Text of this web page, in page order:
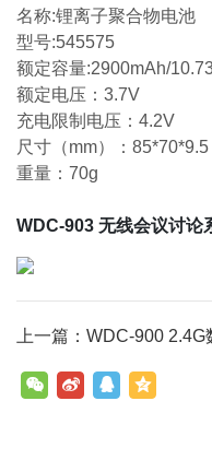
名称:锂离子聚合物电池
型号:545575
额定容量:2900mAh/
额定电压：3.7V
充电限制电压：4.2V
尺寸（mm）：85*70*9.5
重量：70g
WDC-903 无线会议讨论
上一篇：WDC-900